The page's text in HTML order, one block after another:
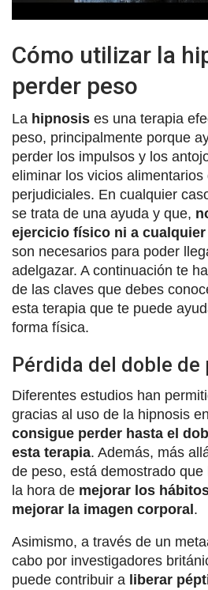
Cómo utilizar la
perder peso
La hipnosis es una terapia
peso, principalmente porque
perder los impulsos y los
eliminar los vicios alimentarios
perjudiciales. En cualquier
se trata de una ayuda y que,
ejercicio físico ni a
son necesarios para poder
adelgazar. A continuación te
de las claves que debes
esta terapia que te puede
forma física.
Pérdida del doble de
Diferentes estudios han
gracias al uso de la hipnosis
consigue perder hasta el
esta terapia. Además, más
de peso, está demostrado
la hora de mejorar los
mejorar la imagen corporal .
Asimismo, a través de un
cabo por investigadores
puede contribuir a liberar